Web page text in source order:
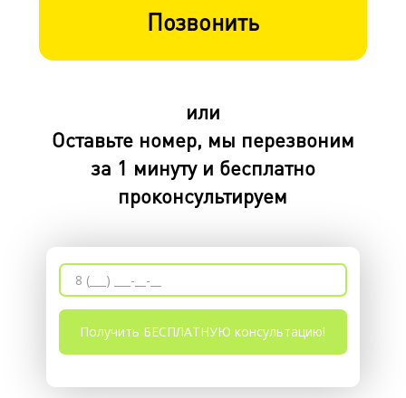
Позвонить
или
Оставьте номер, мы перезвоним
за 1 минуту и бесплатно
проконсультируем